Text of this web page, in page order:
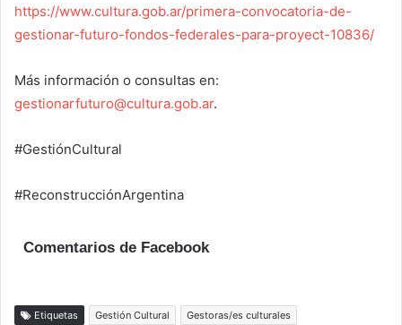
https://www.cultura.gob.ar/primera-convocatoria-de-
gestionar-futuro-fondos-federales-para-proyect-10836/
Más información o consultas en:
gestionarfuturo@cultura.gob.ar.
#GestiónCultural
#ReconstrucciónArgentina
Comentarios de Facebook
Etiquetas Gestión Cultural Gestoras/es culturales